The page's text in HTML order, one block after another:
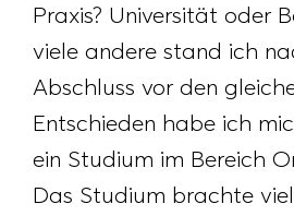
Praxis? Universität oder
viele andere stand ich
Abschluss vor den
Entschieden habe ich
ein Studium im Bereich
Das Studium brachte